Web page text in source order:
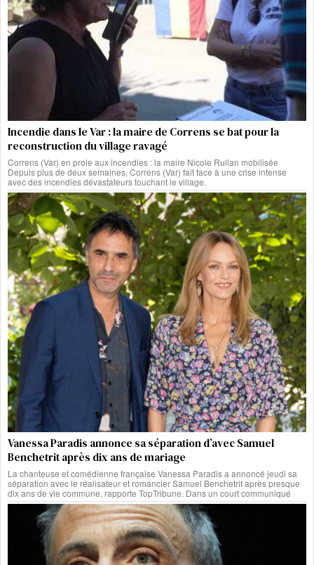
Incendie dans le Var : la maire de Correns se bat pour la
reconstruction du village ravagé
Correns (Var) en proie aux incendies : la maire Nicole Rullan mobilisée
Depuis plus de deux semaines, Correns (Var) fait face à une crise intense
avec des incendies dévastateurs touchant le village.
Vanessa Paradis annonce sa séparation d’avec Samuel
Benchetrit après dix ans de mariage
La chanteuse et comédienne française Vanessa Paradis a annoncé jeudi sa
séparation avec le réalisateur et romancier Samuel Benchetrit après presque
dix ans de vie commune, rapporte TopTribune. Dans un court communiqué